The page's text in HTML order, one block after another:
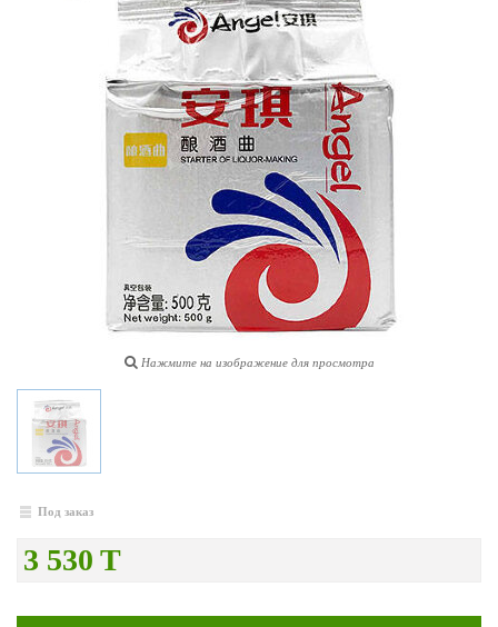
Нажмите на изображение для просмотра
Под заказ
3 530 T